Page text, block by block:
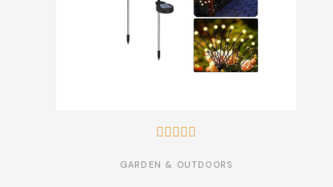
    
GARDEN & OUTDOORS